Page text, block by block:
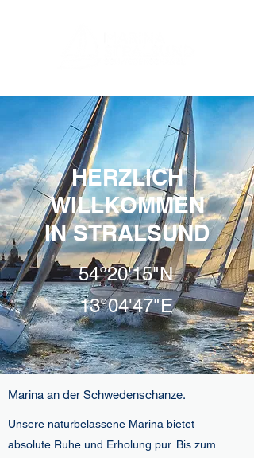
HERZLICH
WILLKOMMEN
IN STRALSUND
54°20'15"N
13°04'47"E
Marina an der Schwedenschanze.
Unsere naturbelassene Marina bietet
absolute Ruhe und Erholung pur. Bis zum